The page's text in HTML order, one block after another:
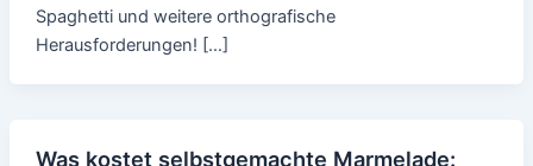
Spaghetti und weitere orthografische
Herausforderungen! […]
Was kostet selbstgemachte Marmelade: